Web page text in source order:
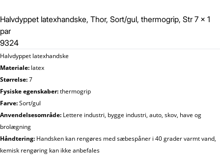
Halvdyppet latexhandske, Thor, Sort/gul, thermogrip, Str 7 x 1
par
9324
Halvdyppet latexhandske
Materiale: latex
Størrelse:7
Fysiske egenskaber:thermogrip
Farve:Sort/gul
Anvendelsesområde: Lettere industri, bygge industri, auto, skov, have og
brolægning
Håndtering: Handsken kan rengøres med sæbespåner i 40 grader varmt vand,
kemisk rengøring kan ikke anbefales